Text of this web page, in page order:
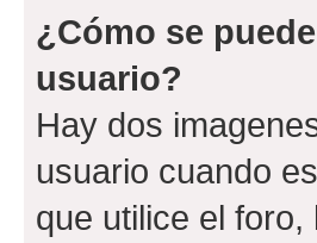
¿Cómo se
usuario?
Hay dos
usuario cuando
que utilice el